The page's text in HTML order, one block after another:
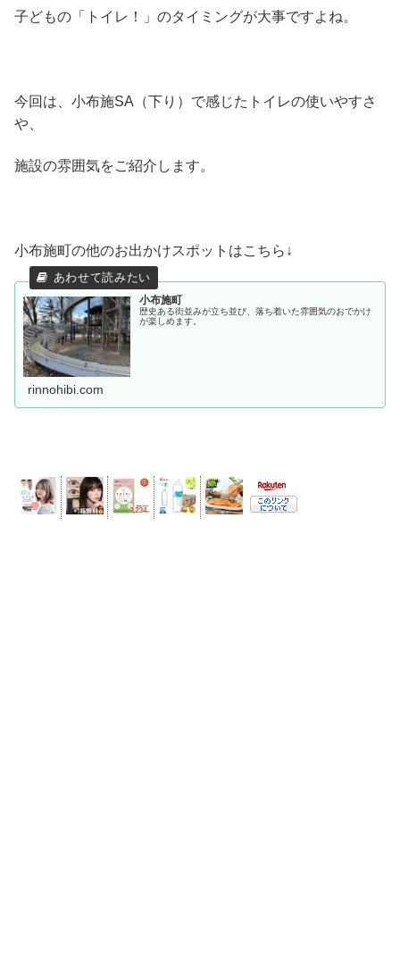
子どもの「トイレ！」のタイミングが大事ですよね。
今回は、小布施SA（下り）で感じたトイレの使いやすさ
や、
施設の雰囲気をご紹介します。
小布施町の他のお出かけスポットはこちら↓
小布施町
歴史ある街並みが立ち並び、落ち着いた雰囲気のおでかけ
が楽しめます。
rinnohibi.com